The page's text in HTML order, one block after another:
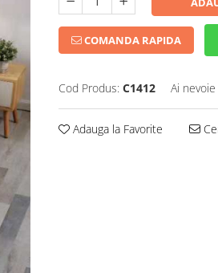
COMANDA RAPIDA
Cod Produs: C1412 Ai
Adauga la Favorite